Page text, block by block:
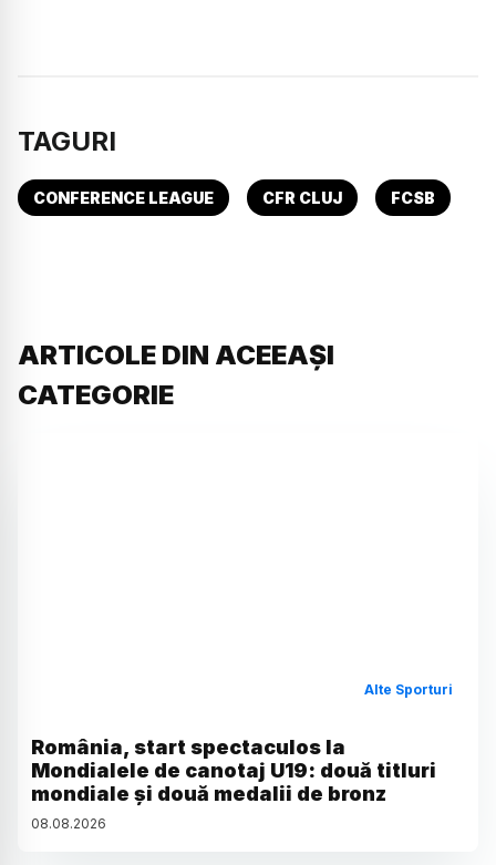
TAGURI
CONFERENCE LEAGUE CFR CLUJ FCSB
ARTICOLE DIN ACEEAȘI
CATEGORIE
Alte Sporturi
România, start spectaculos la
Mondialele de canotaj U19: două titluri
mondiale și două medalii de bronz
08.08.2026